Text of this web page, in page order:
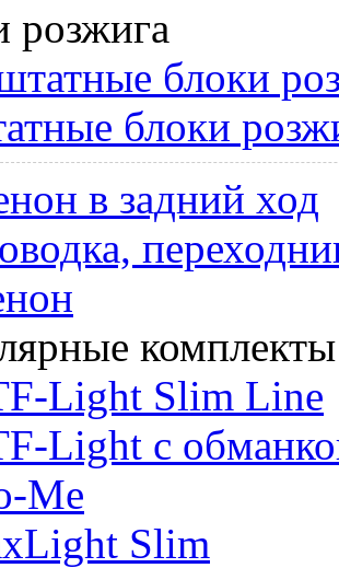
розжига
блоки
блоки
в задний ход
комплекты
Light Slim Line
Light с
Me
Slim